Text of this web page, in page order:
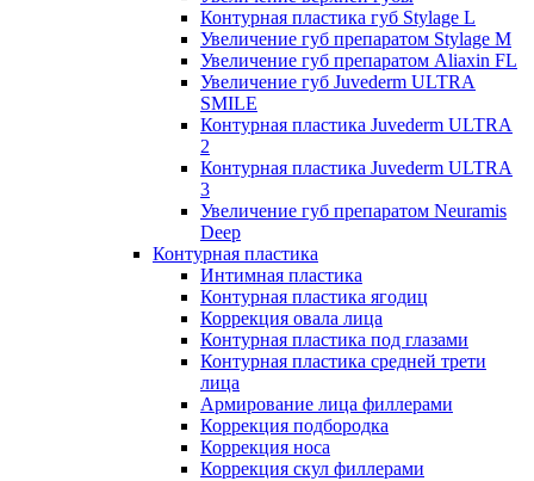
Контурная пластика губ Stylage L
Увеличение губ препаратом Stylage M
Увеличение губ препаратом Aliaxin FL
Увеличение губ Juvederm ULTRA
SMILE
Контурная пластика Juvederm ULTRA
2
Контурная пластика Juvederm ULTRA
3
Увеличение губ препаратом Neuramis
Deep
Контурная пластика
Интимная пластика
Контурная пластика ягодиц
Коррекция овала лица
Контурная пластика под глазами
Контурная пластика средней трети
лица
Армирование лица филлерами
Коррекция подбородка
Коррекция носа
Коррекция скул филлерами